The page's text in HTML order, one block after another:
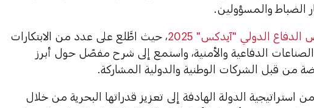
الضباط والمسؤولين.
الدولي "آيدكس" 2025
، حيث اطَّلع على عدد من الابتكارات
الدفاعية والأمنية، واستمع إلى شرح مفصّل حول أبرز
من قبل الشركات الوطنية والدولية المشاركة.
الدولة الهادفة إلى تعزيز قدراتها البحرية من خلال